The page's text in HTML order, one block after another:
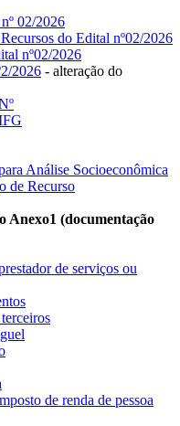
02/2026
do Edital nº02/2026
nº02/2026
2026 - alteração do
Análise Socioeconômica
de Recurso
Anexo1 (documentação
de serviços ou
de renda de pessoa